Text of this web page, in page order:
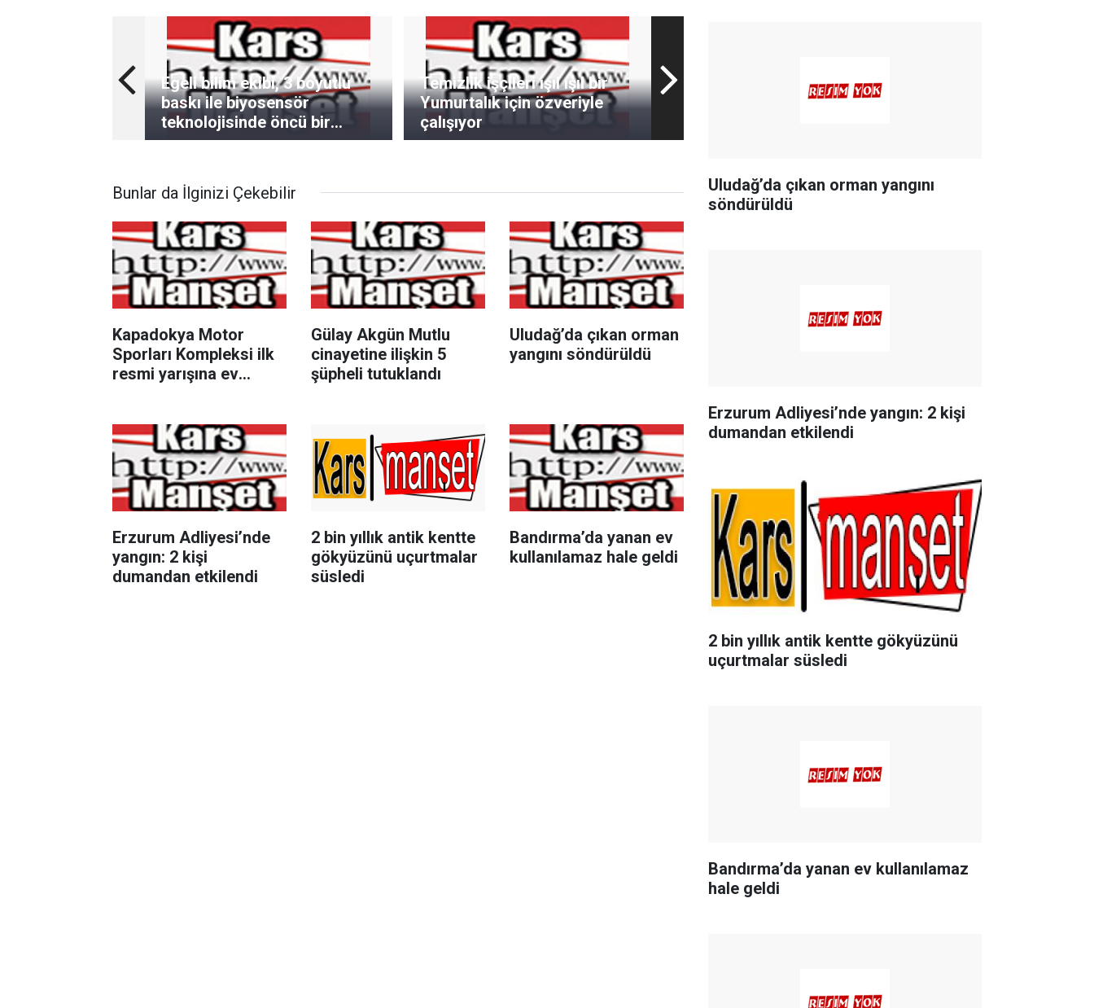
Egeli bilim ekibi, 3 boyutlu
baskı ile biyosensör
teknolojisinde öncü bir
çalışma geliştirecek
Temizlik işçileri ışıl ışıl bir
Yumurtalık için özveriyle
çalışıyor
Bunlar da İlginizi Çekebilir
Kapadokya Motor
Sporları Kompleksi ilk
resmi yarışına ev
Gülay Akgün Mutlu
cinayetine ilişkin 5
şüpheli tutuklandı
Uludağ’da çıkan orman
yangını söndürüldü
Erzurum Adliyesi’nde
yangın: 2 kişi
dumandan etkilendi
2 bin yıllık antik kentte
gökyüzünü uçurtmalar
süsledi
Bandırma’da yanan ev
kullanılamaz hale geldi
Uludağ’da çıkan orman yangını
söndürüldü
Erzurum Adliyesi’nde yangın: 2 kişi
dumandan etkilendi
2 bin yıllık antik kentte gökyüzünü
uçurtmalar süsledi
Bandırma’da yanan ev kullanılamaz
hale geldi